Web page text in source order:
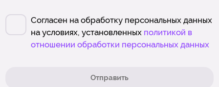
Согласен на обработку персональных данных
на условиях, установленных политикой в
отношении обработки персональных данных
Отправить